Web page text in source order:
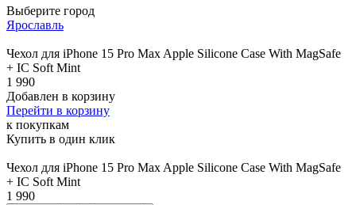
Выберите город
Ярославль
Чехол для iPhone 15 Pro Max Apple Silicone Case With MagSafe
+ IC Soft Mint
1 990
Добавлен в корзину
Перейти в корзину
к покупкам
Купить в один клик
Чехол для iPhone 15 Pro Max Apple Silicone Case With MagSafe
+ IC Soft Mint
1 990